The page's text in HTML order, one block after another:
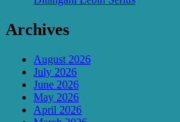
Archives
August 2026
July 2026
June 2026
May 2026
April 2026